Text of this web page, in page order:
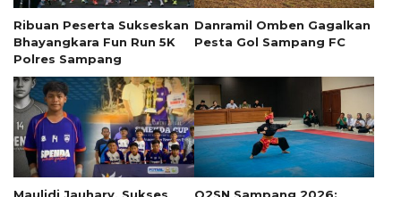
Ribuan Peserta Sukseskan
Bhayangkara Fun Run 5K
Polres Sampang
Danramil Omben Gagalkan
Pesta Gol Sampang FC